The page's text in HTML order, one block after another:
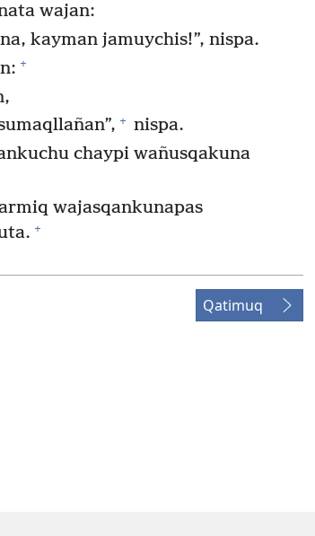
wajan:
kayman jamuychis!”, nispa.
+
+ nispa.
chaypi wañusqakuna
wajasqankunapas
+
Qatimuq